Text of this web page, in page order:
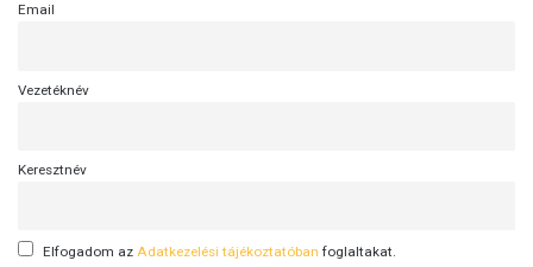
Email
Vezetéknév
Keresztnév
Elfogadom az Adatkezelési tájékoztatóban foglaltakat.